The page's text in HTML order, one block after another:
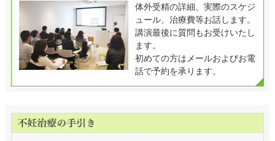
体外受精の詳細、実際のスケジ
ュール、治療費等お話します。
講演最後に質問もお受けいたし
ます。
初めての方はメールおよびお電
話で予約を承ります。